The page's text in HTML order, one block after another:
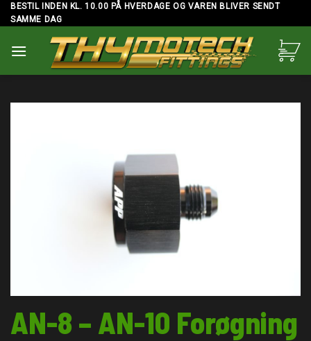
Skip
to
BESTIL INDEN KL. 10.00 PÅ HVERDAGE OG VAREN BLIVER SENDT
SAMME DAG
AN-8 – AN-10 Forøgning